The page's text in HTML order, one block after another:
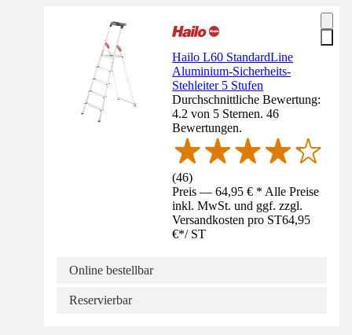
Hailo L60 StandardLine
Aluminium-Sicherheits-
Stehleiter 5 Stufen
Durchschnittliche Bewertung:
4.2 von 5 Sternen. 46
Bewertungen.
(46)
Preis — 64,95 € * Alle Preise
inkl. MwSt. und ggf. zzgl.
Versandkosten pro ST64,95
€*/ ST
Online bestellbar
Reservierbar